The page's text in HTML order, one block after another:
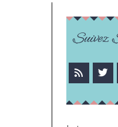
Suivez